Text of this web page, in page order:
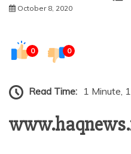
October 8, 2020
0 0
Read Time: 1 Minute,